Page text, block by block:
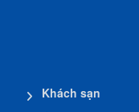
Khách sạn